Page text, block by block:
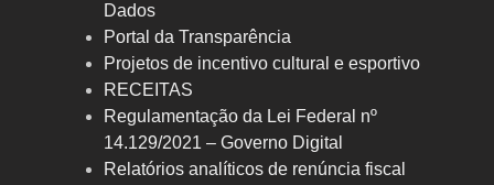
Dados
Portal da Transparência
Projetos de incentivo cultural e esportivo
RECEITAS
Regulamentação da Lei Federal nº
14.129/2021 – Governo Digital
Relatórios analíticos de renúncia fiscal